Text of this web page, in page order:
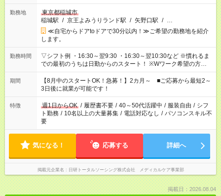
勤務地
東京都稲城市
稲城駅 / 京王よみうりランド駅 / 矢野口駅 / …
≪自宅からドアtoドアで30分以内！≫ご希望の勤務地を紹介
します。
勤務時間
▽シフト例 ・16:30～翌9:30 ・16:30～翌10:30など ※慣れるま
での最初のうちは日勤からのスタート！ ※Wワーク希望の方へ
今ご覧のお仕事で希望する勤務時間と、もう1つのお仕事の勤務
時間。 合計で週40時間を超える場合は応募できません。
期間
【8月中のスタートOK！急募！】2カ月～ ■ご応募から最短2～
3日後に就業が可能です！
特徴 週1日からOK / 履歴書不要 / 40～50代活躍中 / 服装自由 / シフ
ト勤務 / 10名以上の大量募集 / 電話対応なし / パソコンスキル不
要
気になる！ 応募する 詳細へ
掲載元企業名 日研トータルソーシング株式会社 メディカルケア事業部
掲載日：2026.08.04